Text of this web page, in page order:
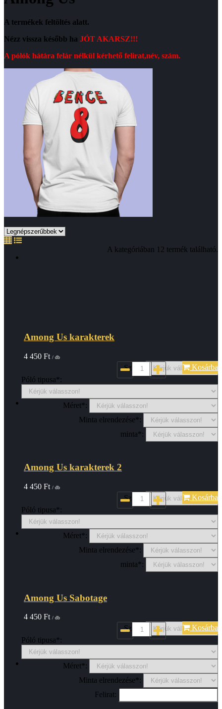
A termékek feltöltés alatt.
Nézz vissza később ha JÓT AKARSZ!!!
A pólók hátára felár nélkül kérhető felirat,név, szám.
A kategóriában 12 termék található.
Among Us karakterek
4 450 Ft / db
Szin*:
Póló tipusa*:
Méret*:
Minta elrendezése*:
minta*:
Kosárba
Among Us karakterek 2
4 450 Ft / db
Szin*:
Póló tipusa*:
Méret*:
Minta elrendezése*:
minta*:
Kosárba
Among Us Sabotage
4 450 Ft / db
Szin*:
Póló tipusa*:
Méret*:
Minta elrendezése*:
Felirat:
Kosárba